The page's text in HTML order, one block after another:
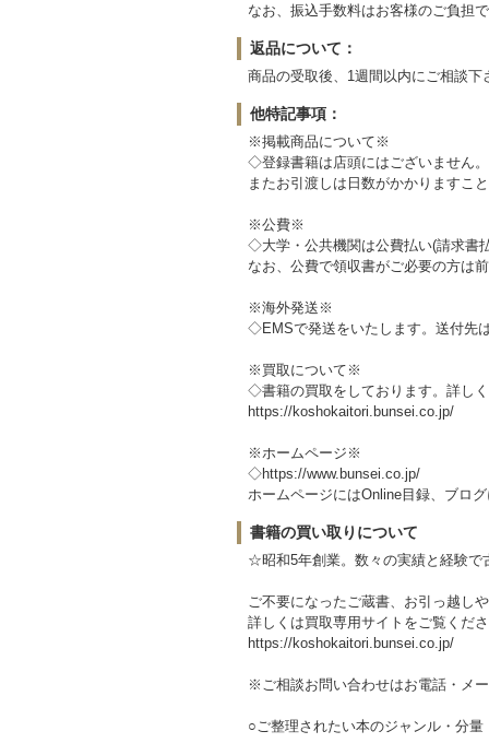
なお、振込手数料はお客様のご負担
返品について：
商品の受取後、1週間以内にご相談下
他特記事項：
※掲載商品について※
◇登録書籍は店頭にはございません
またお引渡しは日数がかかりますこ
※公費※
◇大学・公共機関は公費払い(請求書
なお、公費で領収書がご必要の方は
※海外発送※
◇EMSで発送をいたします。送付先
※買取について※
◇書籍の買取をしております。詳し
https://koshokaitori.bunsei.co.jp/
※ホームページ※
◇https://www.bunsei.co.jp/
ホームページにはOnline目録、ブロ
書籍の買い取りについて
☆昭和5年創業。数々の実績と経験
ご不要になったご蔵書、お引っ越し
詳しくは買取専用サイトをご覧くだ
https://koshokaitori.bunsei.co.jp/
※ご相談お問い合わせはお電話・メ
○ご整理されたい本のジャンル・分